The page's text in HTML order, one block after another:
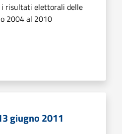
risultati elettorali delle
2004 al 2010
giugno 2011